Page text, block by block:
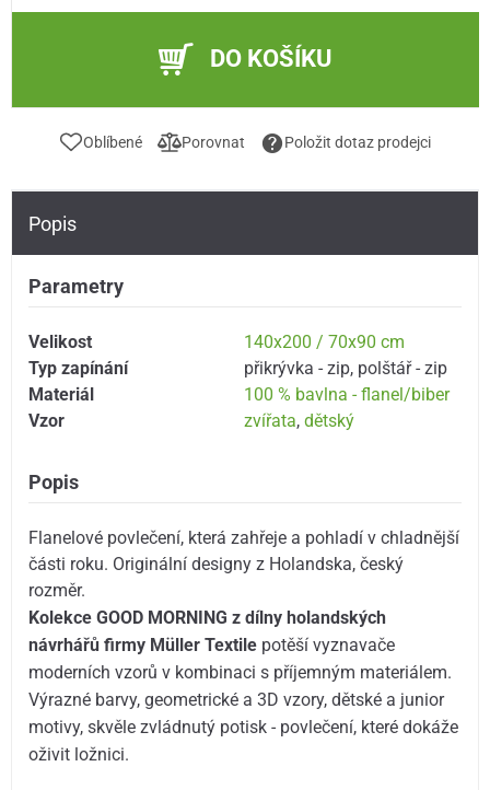
DO KOŠÍKU
Oblíbené Porovnat Položit dotaz prodejci
Popis
Parametry
Velikost
140x200 / 70x90 cm
Typ zapínání
přikrývka - zip, polštář - zip
Materiál
100 % bavlna - flanel/biber
Vzor
zvířata,dětský
Popis
Flanelové povlečení, která zahřeje a pohladí v chladnější
části roku. Originální designy z Holandska, český
rozměr.
Kolekce GOOD MORNING z dílny holandských
návrhářů firmy Müller Textile potěší vyznavače
moderních vzorů v kombinaci s příjemným materiálem.
Výrazné barvy, geometrické a 3D vzory, dětské a junior
motivy, skvěle zvládnutý potisk - povlečení, které dokáže
oživit ložnici.